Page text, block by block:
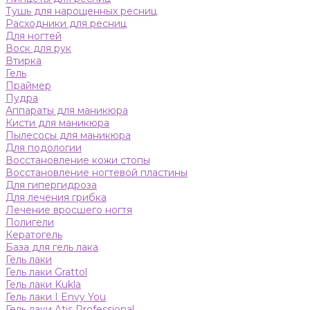
Тушь для нарощенных ресниц
Расходники для ресниц
Для ногтей
Воск для рук
Втирка
Гель
Праймер
Пудра
Аппараты для маникюра
Кисти для маникюра
Пылесосы для маникюра
Для подологии
Восстановление кожи стопы
Восстановление ногтевой пластины
Для гипергидроза
Для лечения грибка
Лечение вросшего ногтя
Полигели
Кератогель
База для гель лака
Гель лаки
Гель лаки Grattol
Гель лаки Kukla
Гель лаки I Envy You